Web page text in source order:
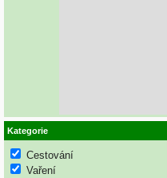
Kategorie
Cestování
Vaření